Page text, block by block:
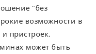
"без
возможности в
и пристроек.
может быть